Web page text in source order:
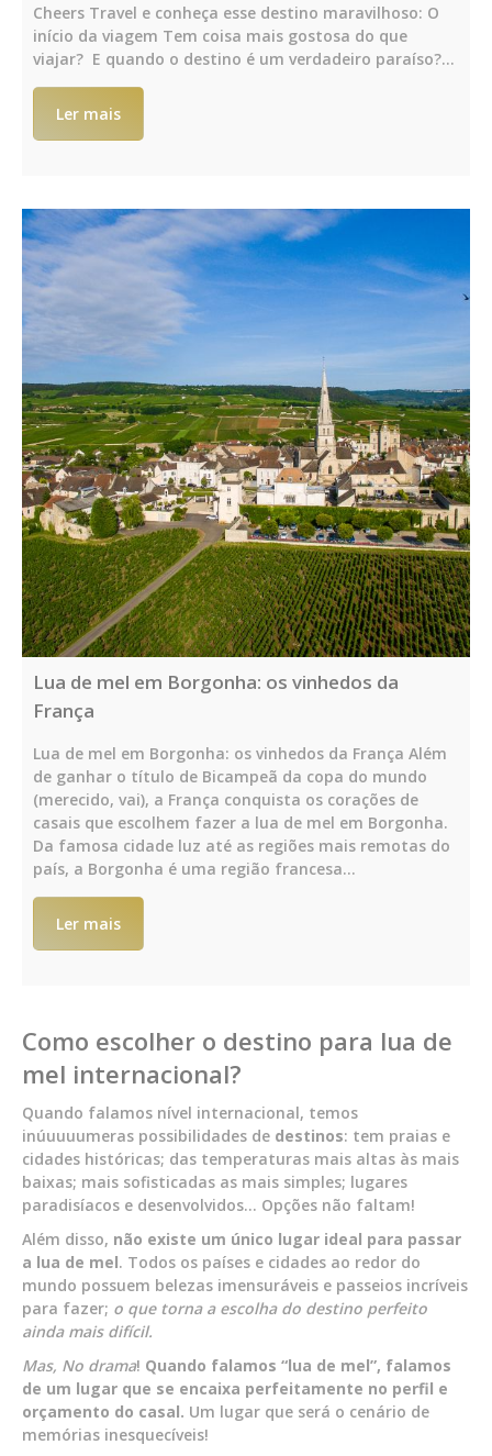
Cheers Travel e conheça esse destino maravilhoso: O
início da viagem Tem coisa mais gostosa do que
viajar? E quando o destino é um verdadeiro paraíso?…
Ler mais
Lua de mel em Borgonha: os vinhedos da
França
Lua de mel em Borgonha: os vinhedos da França Além
de ganhar o título de Bicampeã da copa do mundo
(merecido, vai), a França conquista os corações de
casais que escolhem fazer a lua de mel em Borgonha.
Da famosa cidade luz até as regiões mais remotas do
país, a Borgonha é uma região francesa…
Ler mais
Como escolher o destino para lua de
mel internacional?
Quando falamos nível internacional, temos
inúuuuumeras possibilidades de destinos: tem praias e
cidades históricas; das temperaturas mais altas às mais
baixas; mais sofisticadas as mais simples; lugares
paradisíacos e desenvolvidos… Opções não faltam!
Além disso, não existe um único lugar ideal para passar
a lua de mel. Todos os países e cidades ao redor do
mundo possuem belezas imensuráveis e passeios incríveis
para fazer; o que torna a escolha do destino perfeito
ainda mais difícil.
Mas, No drama! Quando falamos “lua de mel”, falamos
de um lugar que se encaixa perfeitamente no perfil e
orçamento do casal. Um lugar que será o cenário de
memórias inesquecíveis!